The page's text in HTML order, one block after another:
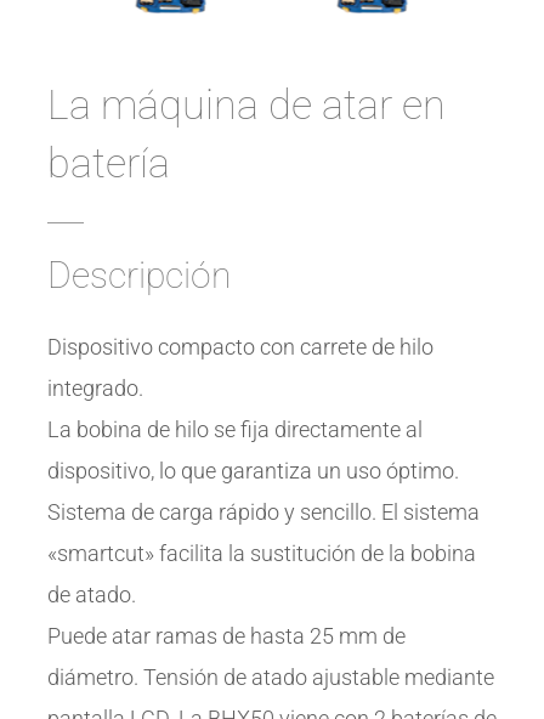
La máquina de atar en
batería
Descripción
Dispositivo compacto con carrete de hilo
integrado.
La bobina de hilo se fija directamente al
dispositivo, lo que garantiza un uso óptimo.
Sistema de carga rápido y sencillo. El sistema
«smartcut» facilita la sustitución de la bobina
de atado.
Puede atar ramas de hasta 25 mm de
diámetro. Tensión de atado ajustable mediante